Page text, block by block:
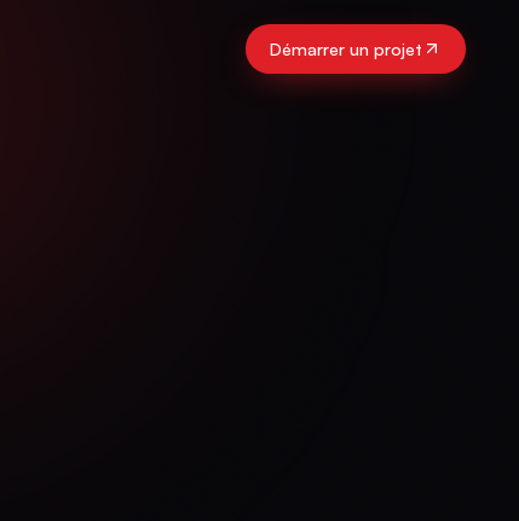
Démarrer un projet